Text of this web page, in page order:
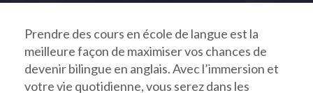
Prendre des cours en école de langue est la
meilleure façon de maximiser vos chances de
devenir bilingue en anglais. Avec l’immersion et
votre vie quotidienne, vous serez dans les